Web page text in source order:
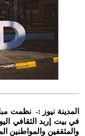
المدينة نيوز :- نظمت
في بيت إربد الثقافي
والمثقفين والمواطنين